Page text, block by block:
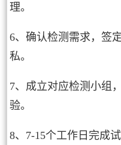
理。
6、确认检测需求，签
私。
7、成立对应检测小组
验。
8、7-15个工作日完成